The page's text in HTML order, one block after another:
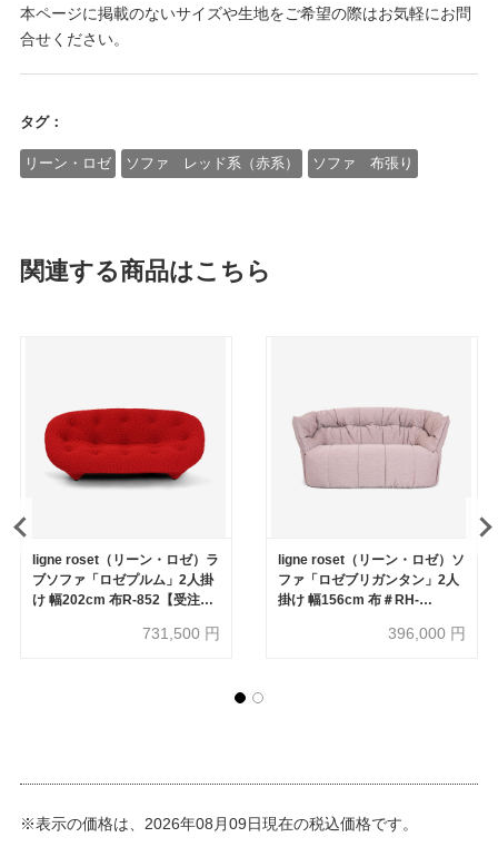
本ページに掲載のないサイズや生地をご希望の際はお気軽にお問
合せください。
タグ：
リーン・ロゼ ソファ レッド系（赤系） ソファ 布張り
関連する商品はこちら
ligne roset（リーン・ロゼ）ラ
ブソファ「ロゼプルム」2人掛
け 幅202cm 布R-852【受注生
731,500 円
ligne roset（リーン・ロゼ）ソ
ファ「ロゼブリガンタン」2人
掛け 幅156cm 布＃RH-
396,000 円
※表示の価格は、2026年08月09日現在の税込価格です。